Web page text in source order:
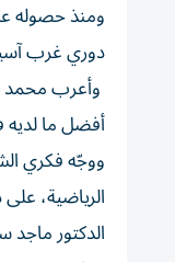
ومنذ حصوله
دوري غرب
وأعرب محمد
أفضل ما لديه
ووجّه فكري
الرياضية،
الدكتور